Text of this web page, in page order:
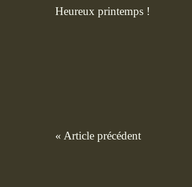
Heureux printemps !
« Article précédent